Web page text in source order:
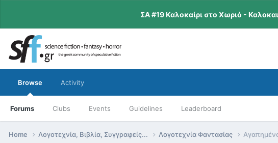
ΣΑ #19 Καλοκαίρι στο Χωριό -
Browse
Forums Clubs Events Guidelines Leaderboard
Activity
Home Λογοτεχνία, Βιβλία, Συγγραφείς... Λογοτεχνία Φαντασίας